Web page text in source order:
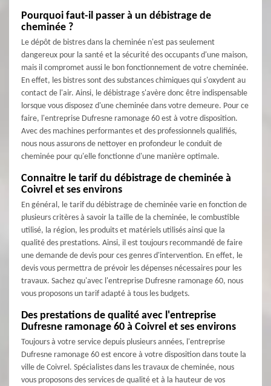
Pourquoi faut-il passer à un débistrage de
cheminée ?
Le dépôt de bistres dans la cheminée n'est pas seulement
dangereux pour la santé et la sécurité des occupants d'une maison,
mais il compromet aussi le bon fonctionnement de votre cheminée.
En effet, les bistres sont des substances chimiques qui s'oxydent au
contact de l'air. Ainsi, le débistrage s'avère donc être indispensable
lorsque vous disposez d'une cheminée dans votre demeure. Pour ce
faire, l'entreprise Dufresne ramonage 60 est à votre disposition.
Avec des machines performantes et des professionnels qualifiés,
nous nous assurons de nettoyer en profondeur le conduit de
cheminée pour qu'elle fonctionne d'une manière optimale.
Connaitre le tarif du débistrage de cheminée à
Coivrel et ses environs
En général, le tarif du débistrage de cheminée varie en fonction de
plusieurs critères à savoir la taille de la cheminée, le combustible
utilisé, la région, les produits et matériels utilisés ainsi que la
qualité des prestations. Ainsi, il est toujours recommandé de faire
une demande de devis pour ces genres d'intervention. En effet, le
devis vous permettra de prévoir les dépenses nécessaires pour les
travaux. Sachez qu'avec l'entreprise Dufresne ramonage 60, nous
vous proposons un tarif adapté à tous les budgets.
Des prestations de qualité avec l'entreprise
Dufresne ramonage 60 à Coivrel et ses environs
Toujours à votre service depuis plusieurs années, l'entreprise
Dufresne ramonage 60 est encore à votre disposition dans toute la
ville de Coivrel. Spécialistes dans les travaux de cheminée, nous
vous proposons des services de qualité et à la hauteur de vos